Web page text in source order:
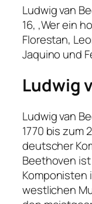
Ludwig van
16, ‚Wer ein
Florestan,
Jaquino und
Ludwig
Ludwig van
1770 bis zum
deutscher
Beethoven
Komponisten
westlichen